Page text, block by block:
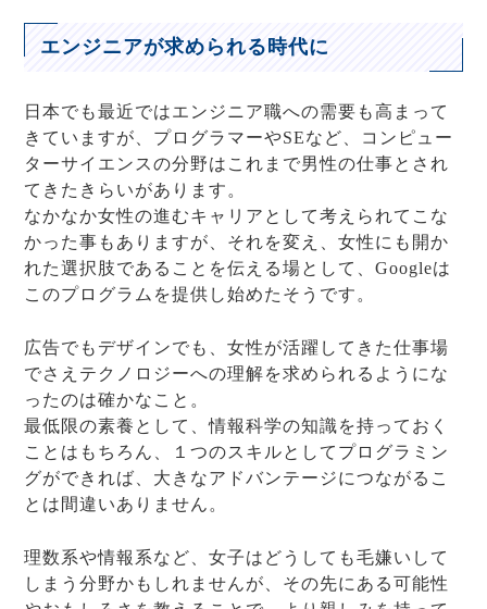
エンジニアが求められる時代に
日本でも最近ではエンジニア職への需要も高まって
きていますが、プログラマーやSEなど、コンピュー
ターサイエンスの分野はこれまで男性の仕事とされ
てきたきらいがあります。
なかなか女性の進むキャリアとして考えられてこな
かった事もありますが、それを変え、女性にも開か
れた選択肢であることを伝える場として、Googleは
このプログラムを提供し始めたそうです。
広告でもデザインでも、女性が活躍してきた仕事場
でさえテクノロジーへの理解を求められるようにな
ったのは確かなこと。
最低限の素養として、情報科学の知識を持っておく
ことはもちろん、１つのスキルとしてプログラミン
グができれば、大きなアドバンテージにつながるこ
とは間違いありません。
理数系や情報系など、女子はどうしても毛嫌いして
しまう分野かもしれませんが、その先にある可能性